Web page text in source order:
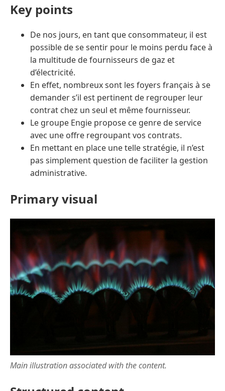
Key points
De nos jours, en tant que consommateur, il est
possible de se sentir pour le moins perdu face à
la multitude de fournisseurs de gaz et
d’électricité.
En effet, nombreux sont les foyers français à se
demander s’il est pertinent de regrouper leur
contrat chez un seul et même fournisseur.
Le groupe Engie propose ce genre de service
avec une offre regroupant vos contrats.
En mettant en place une telle stratégie, il n’est
pas simplement question de faciliter la gestion
administrative.
Primary visual
Main illustration associated with the content.